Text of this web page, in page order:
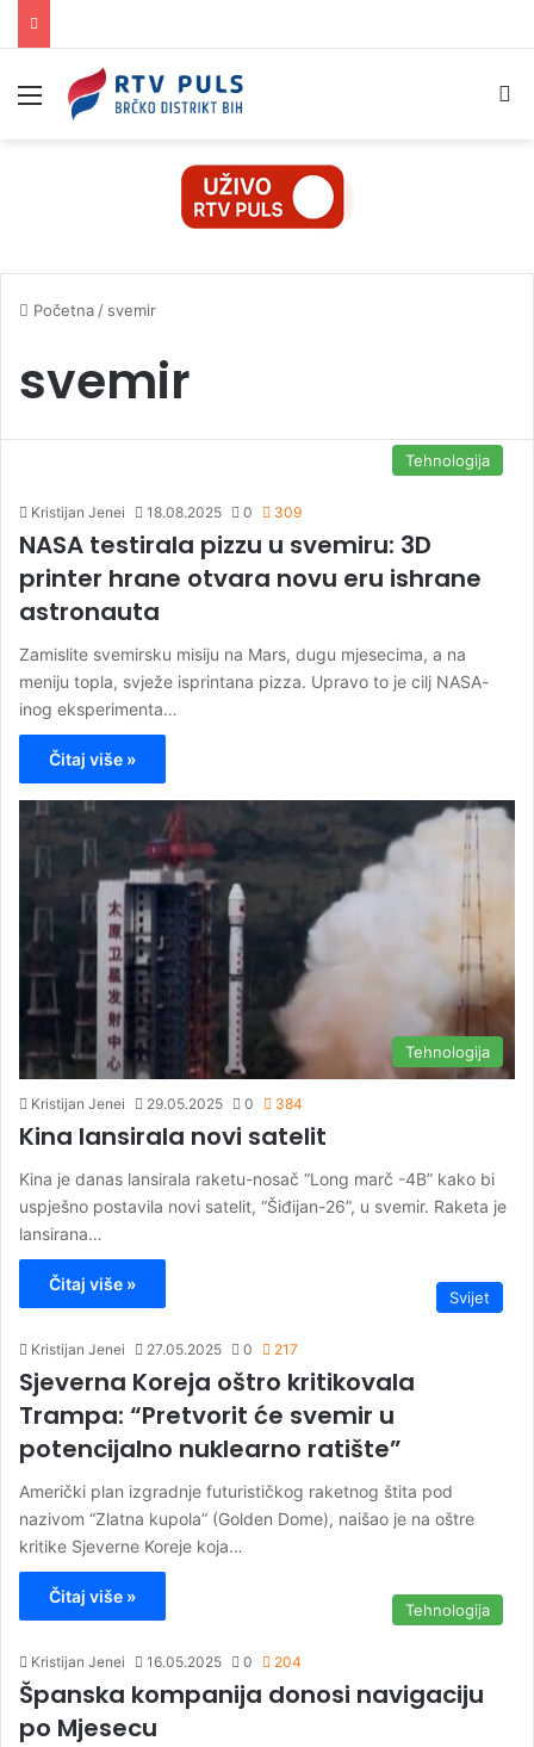
Izbornik
Početna / svemir
svemir
Tehnologija
Kristijan Jenei 18.08.2025 0 309
NASA testirala pizzu u svemiru: 3D
printer hrane otvara novu eru ishrane
astronauta
Zamislite svemirsku misiju na Mars, dugu mjesecima, a na
meniju topla, svježe isprintana pizza. Upravo to je cilj NASA-
inog eksperimenta…
Čitaj više »
Tehnologija
Kristijan Jenei 29.05.2025 0 384
Kina lansirala novi satelit
Kina je danas lansirala raketu-nosač “Long marč -4B” kako bi
uspješno postavila novi satelit, “Šiđijan-26”, u svemir. Raketa je
lansirana…
Čitaj više »
Svijet
Kristijan Jenei 27.05.2025 0 217
Sjeverna Koreja oštro kritikovala
Trampa: “Pretvorit će svemir u
potencijalno nuklearno ratište”
Američki plan izgradnje futurističkog raketnog štita pod
nazivom “Zlatna kupola” (Golden Dome), naišao je na oštre
kritike Sjeverne Koreje koja…
Čitaj više »
Tehnologija
Kristijan Jenei 16.05.2025 0 204
Španska kompanija donosi navigaciju
po Mjesecu